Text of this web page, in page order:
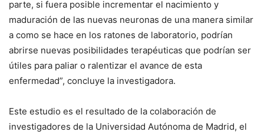
parte, si fuera posible incrementar el nacimiento y
maduración de las nuevas neuronas de una manera similar
a como se hace en los ratones de laboratorio, podrían
abrirse nuevas posibilidades terapéuticas que podrían ser
útiles para paliar o ralentizar el avance de esta
enfermedad”, concluye la investigadora.
Este estudio es el resultado de la colaboración de
investigadores de la Universidad Autónoma de Madrid, el